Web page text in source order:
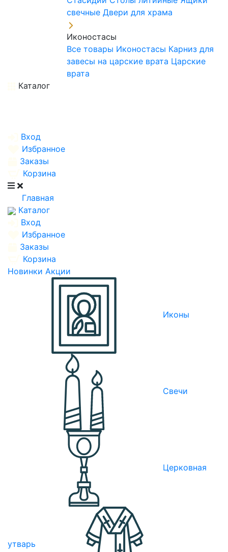
свечные Двери для храма
Иконостасы
Все товары Иконостасы Карниз для
завесы на царские врата Царские
врата
Каталог
Вход
Избранное
Заказы
Корзина
Главная
Каталог
Вход
Избранное
Заказы
Корзина
Новинки Акции
Иконы
Свечи
Церковная
утварь